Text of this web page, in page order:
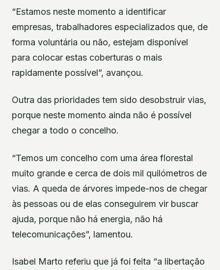
“Estamos neste momento a identificar
empresas, trabalhadores especializados que, de
forma voluntária ou não, estejam disponível
para colocar estas coberturas o mais
rapidamente possível”, avançou.
Outra das prioridades tem sido desobstruir vias,
porque neste momento ainda não é possível
chegar a todo o concelho.
“Temos um concelho com uma área florestal
muito grande e cerca de dois mil quilómetros de
vias. A queda de árvores impede-nos de chegar
às pessoas ou de elas conseguirem vir buscar
ajuda, porque não há energia, não há
telecomunicações”, lamentou.
Isabel Marto referiu que já foi feita “a libertação